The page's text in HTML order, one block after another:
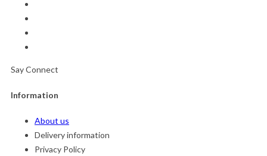
Say Connect
Information
About us
Delivery information
Privacy Policy